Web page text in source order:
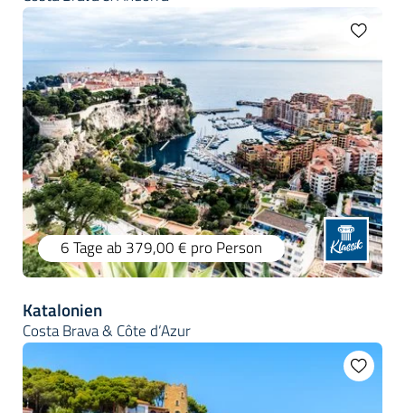
6 Tageab 379,00 € pro Person
Katalonien
Costa Brava & Côte d‘Azur